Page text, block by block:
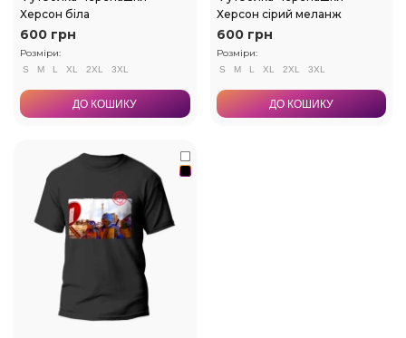
Херсон біла
600 грн
Розміри:
S M L XL 2XL 3XL
ДО КОШИКУ
Херсон сірий меланж
600 грн
Розміри:
S M L XL 2XL 3XL
ДО КОШИКУ